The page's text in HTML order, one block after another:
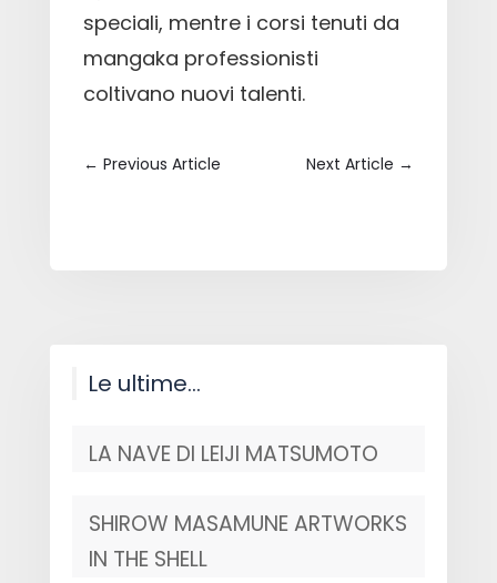
speciali, mentre i corsi tenuti da
mangaka professionisti
coltivano nuovi talenti.
← Previous Article Next Article →
Le ultime…
LA NAVE DI LEIJI MATSUMOTO
SHIROW MASAMUNE ARTWORKS
IN THE SHELL